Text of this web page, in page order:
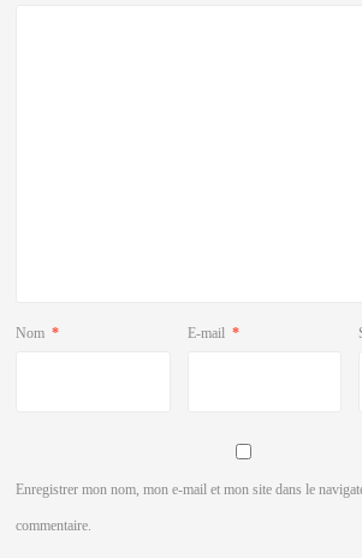
Nom * E-mail *
Enregistrer mon nom, mon e-mail et mon site dans le
commentaire.